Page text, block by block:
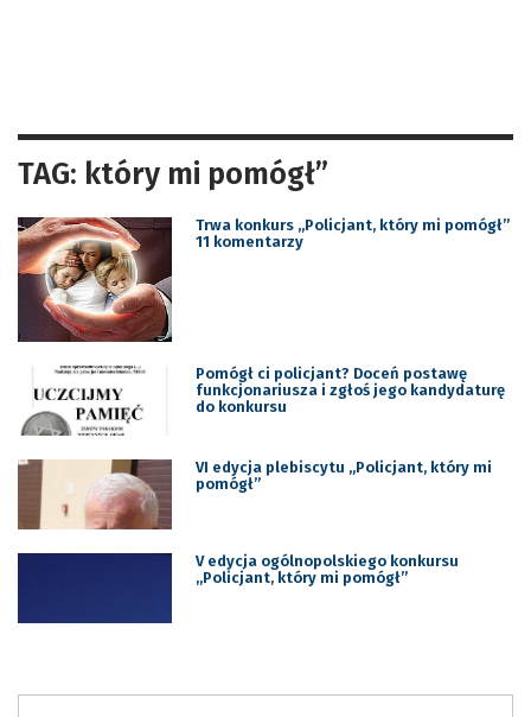
TAG: który mi pomógł”
Trwa konkurs „Policjant, który mi pomógł”
11 komentarzy
Pomógł ci policjant? Doceń postawę
funkcjonariusza i zgłoś jego kandydaturę
do konkursu
VI edycja plebiscytu „Policjant, który mi
pomógł”
V edycja ogólnopolskiego konkursu
„Policjant, który mi pomógł”